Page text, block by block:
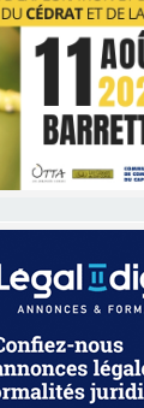
le 13